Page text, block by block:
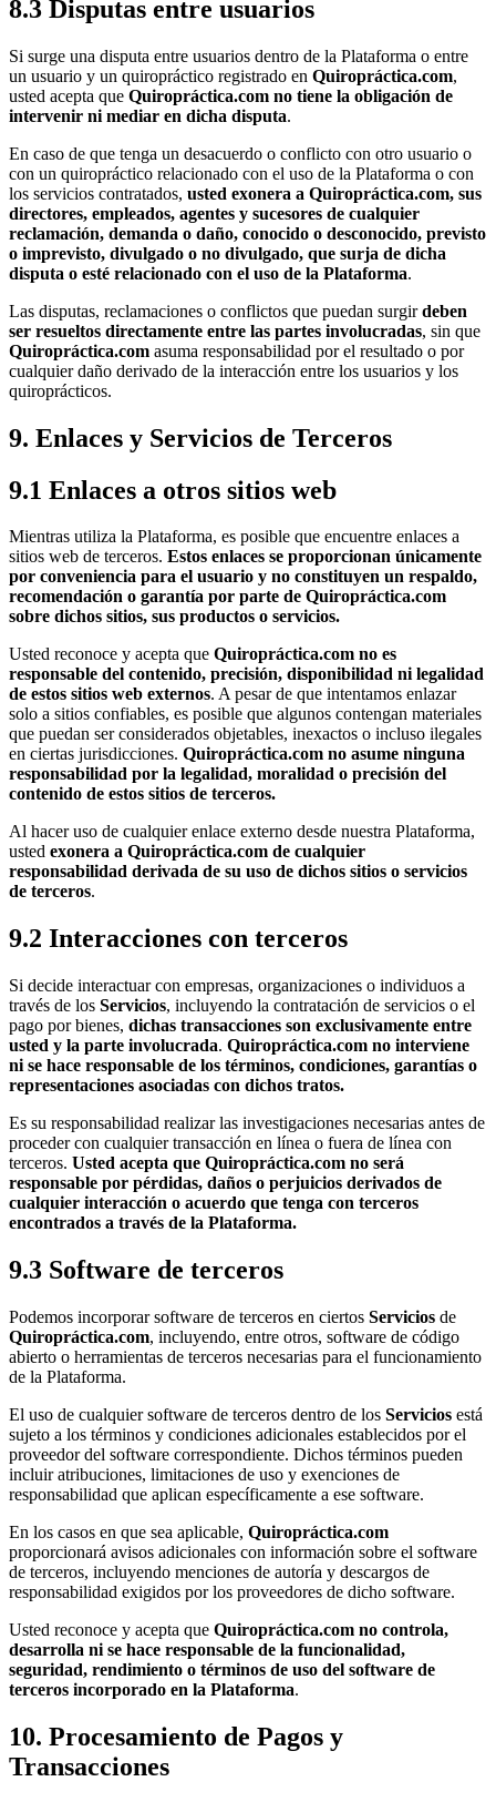
8.3 Disputas entre usuarios
Si surge una disputa entre usuarios dentro de la Plataforma o entre
un usuario y un quiropráctico registrado en Quiropráctica.com,
usted acepta que Quiropráctica.com no tiene la obligación de
intervenir ni mediar en dicha disputa.
En caso de que tenga un desacuerdo o conflicto con otro usuario o
con un quiropráctico relacionado con el uso de la Plataforma o con
los servicios contratados, usted exonera a Quiropráctica.com, sus
directores, empleados, agentes y sucesores de cualquier
reclamación, demanda o daño, conocido o desconocido, previsto
o imprevisto, divulgado o no divulgado, que surja de dicha
disputa o esté relacionado con el uso de la Plataforma.
Las disputas, reclamaciones o conflictos que puedan surgir deben
ser resueltos directamente entre las partes involucradas, sin que
Quiropráctica.com asuma responsabilidad por el resultado o por
cualquier daño derivado de la interacción entre los usuarios y los
quiroprácticos.
9. Enlaces y Servicios de Terceros
9.1 Enlaces a otros sitios web
Mientras utiliza la Plataforma, es posible que encuentre enlaces a
sitios web de terceros. Estos enlaces se proporcionan únicamente
por conveniencia para el usuario y no constituyen un respaldo,
recomendación o garantía por parte de Quiropráctica.com
sobre dichos sitios, sus productos o servicios.
Usted reconoce y acepta que Quiropráctica.com no es
responsable del contenido, precisión, disponibilidad ni legalidad
de estos sitios web externos. A pesar de que intentamos enlazar
solo a sitios confiables, es posible que algunos contengan materiales
que puedan ser considerados objetables, inexactos o incluso ilegales
en ciertas jurisdicciones. Quiropráctica.com no asume ninguna
responsabilidad por la legalidad, moralidad o precisión del
contenido de estos sitios de terceros.
Al hacer uso de cualquier enlace externo desde nuestra Plataforma,
usted exonera a Quiropráctica.com de cualquier
responsabilidad derivada de su uso de dichos sitios o servicios
de terceros.
9.2 Interacciones con terceros
Si decide interactuar con empresas, organizaciones o individuos a
través de los Servicios, incluyendo la contratación de servicios o el
pago por bienes, dichas transacciones son exclusivamente entre
usted y la parte involucrada. Quiropráctica.com no interviene
ni se hace responsable de los términos, condiciones, garantías o
representaciones asociadas con dichos tratos.
Es su responsabilidad realizar las investigaciones necesarias antes de
proceder con cualquier transacción en línea o fuera de línea con
terceros. Usted acepta que Quiropráctica.com no será
responsable por pérdidas, daños o perjuicios derivados de
cualquier interacción o acuerdo que tenga con terceros
encontrados a través de la Plataforma.
9.3 Software de terceros
Podemos incorporar software de terceros en ciertos Servicios de
Quiropráctica.com, incluyendo, entre otros, software de código
abierto o herramientas de terceros necesarias para el funcionamiento
de la Plataforma.
El uso de cualquier software de terceros dentro de los Servicios está
sujeto a los términos y condiciones adicionales establecidos por el
proveedor del software correspondiente. Dichos términos pueden
incluir atribuciones, limitaciones de uso y exenciones de
responsabilidad que aplican específicamente a ese software.
En los casos en que sea aplicable, Quiropráctica.com
proporcionará avisos adicionales con información sobre el software
de terceros, incluyendo menciones de autoría y descargos de
responsabilidad exigidos por los proveedores de dicho software.
Usted reconoce y acepta que Quiropráctica.com no controla,
desarrolla ni se hace responsable de la funcionalidad,
seguridad, rendimiento o términos de uso del software de
terceros incorporado en la Plataforma.
10. Procesamiento de Pagos y
Transacciones